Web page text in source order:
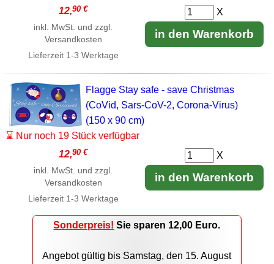
12,90 €
inkl. MwSt. und zzgl.
Versandkosten
Lieferzeit 1-3 Werktage
X
in den Warenkorb
Flagge Stay safe - save Christmas
(CoVid, Sars-CoV-2, Corona-Virus)
(150 x 90 cm)
⌛ Nur noch 19 Stück verfügbar
12,90 €
inkl. MwSt. und zzgl.
Versandkosten
Lieferzeit 1-3 Werktage
X
in den Warenkorb
Sonderpreis! Sie sparen 12,00 Euro.
Angebot gültig bis Samstag, den 15. August